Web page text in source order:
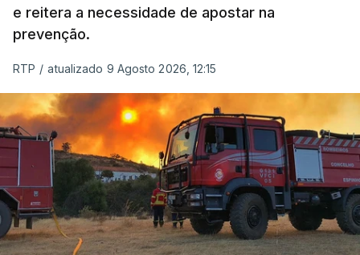
e reitera a necessidade de apostar na
prevenção.
RTP / atualizado 9 Agosto 2026, 12:15